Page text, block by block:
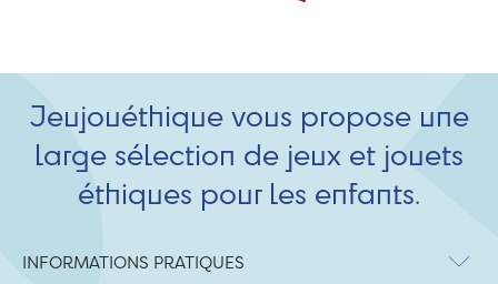
Jeujouéthique vous propose une
large sélection de jeux et jouets
éthiques pour les enfants.
INFORMATIONS PRATIQUES